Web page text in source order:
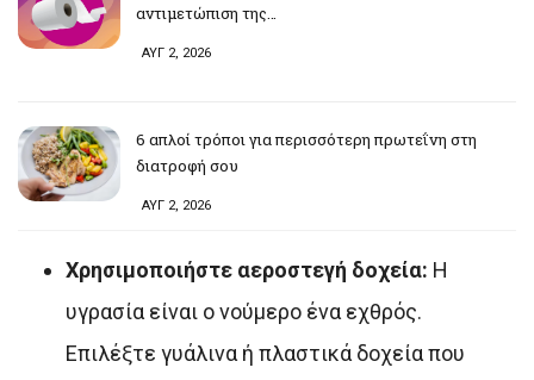
αντιμετώπιση της…
ΑΥΓ 2, 2026
6 απλοί τρόποι για περισσότερη πρωτεΐνη στη
διατροφή σου
ΑΥΓ 2, 2026
Χρησιμοποιήστε αεροστεγή δοχεία: Η
υγρασία είναι ο νούμερο ένα εχθρός.
Επιλέξτε γυάλινα ή πλαστικά δοχεία που